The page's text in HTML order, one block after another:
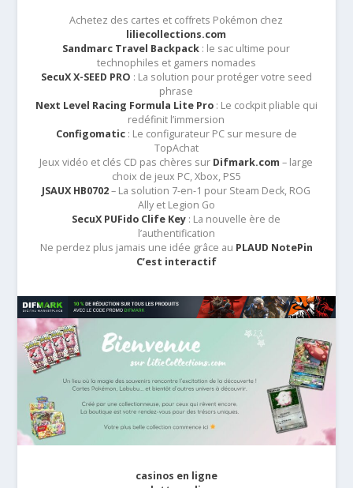
Achetez des cartes et coffrets Pokémon chez
liliecollections.com
Sandmarc Travel Backpack : le sac ultime pour
technophiles et gamers nomades
SecuX X-SEED PRO : La solution pour protéger votre seed
phrase
Next Level Racing Formula Lite Pro: Le cockpit pliable qui
redéfinit l’immersion
Configomatic: Le configurateur PC sur mesure de
TopAchat
Jeux vidéo et clés CD pas chères sur Difmark.com – large
choix de jeux PC, Xbox, PS5
JSAUX HB0702– La solution 7-en-1 pour Steam Deck, ROG
Ally et Legion Go
SecuX PUFido Clife Key : La nouvelle ère de
l’authentification
Ne perdez plus jamais une idée grâce au PLAUD NotePin
C’est interactif
casinos en ligne